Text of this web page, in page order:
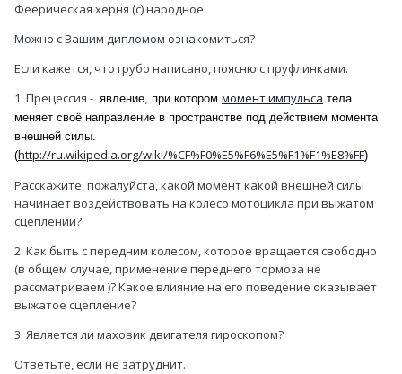
Феерическая херня (с) народное.
Можно с Вашим дипломом ознакомиться?
Если кажется, что грубо написано, поясню с пруфлинками.
1. Прецессия - явление, при котором момент импульса тела
меняет своё направление в пространстве под действием момента
внешней силы.
(http://ru.wikipedia.org/wiki/%CF%F0%E5%F6%E5%F1%F1%E8%FF)
Расскажите, пожалуйста, какой момент какой внешней силы
начинает воздействовать на колесо мотоцикла при выжатом
сцеплении?
2. Как быть с передним колесом, которое вращается свободно
(в общем случае, применение переднего тормоза не
рассматриваем )? Какое влияние на его поведение оказывает
выжатое сцепление?
3. Является ли маховик двигателя гироскопом?
Ответьте, если не затруднит.